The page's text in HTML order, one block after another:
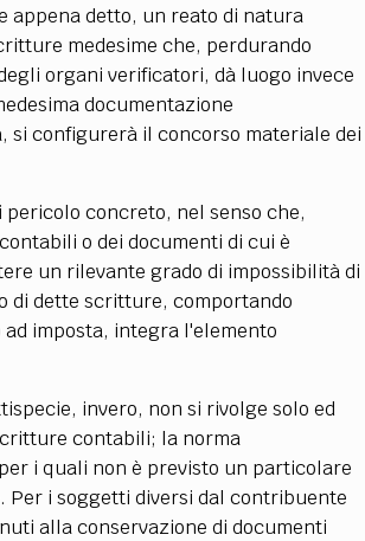
appena detto, un reato di natura
medesime che, perdurando
organi verificatori, dà luogo invece
documentazione
si configurerà il concorso materiale dei
concreto, nel senso che,
contabili o dei documenti di cui è
un rilevante grado di impossibilità di
di dette scritture, comportando
imposta, integra l'elemento
invero, non si rivolge solo ed
contabili; la norma
i quali non è previsto un particolare
i soggetti diversi dal contribuente
alla conservazione di documenti